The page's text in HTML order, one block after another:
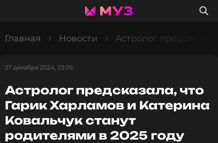
Главная Новости Астролог
27 декабря 2024, 23:05
Астролог предсказала, что
Гарик Харламов и Катерина
Ковальчук станут
родителями в 2025 году